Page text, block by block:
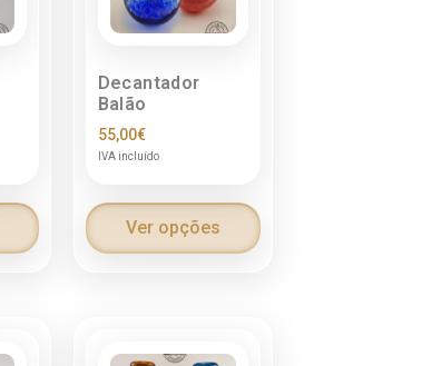
Decantador
Balão
55,00€
IVA incluído
Ver opções